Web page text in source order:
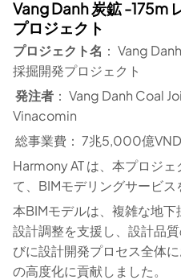
Vang Danh 炭鉱 -175m
プロジェクト
プロジェクト名 ： Vang
採掘開発プロジェクト
発注者 ： Vang Danh Coal
Vinacomin
総事業費： 7兆5,000億VND
Harmony AT は、本プロジ
て、BIMモデリングサービス
本BIMモデルは、複雑な地
設計調整を支援し、設計品
びに設計開発プロセス全体
の高度化に貢献しました。